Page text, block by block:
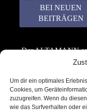
Um dir ein optimales
Cookies, um
zuzugreifen. Wenn du
wie das Surfverhalten oder
Der ALTAMANN
keinen Spam! Er
weiter. Erfahre
unserer